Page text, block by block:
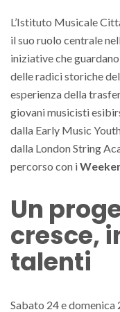
L’Istituto Musicale
il suo ruolo centrale
iniziative che
delle radici storiche
esperienza della
giovani musicisti
dalla Early Music
dalla London String
percorso con i
Un
cresce,
talenti
Sabato 24 e domenica